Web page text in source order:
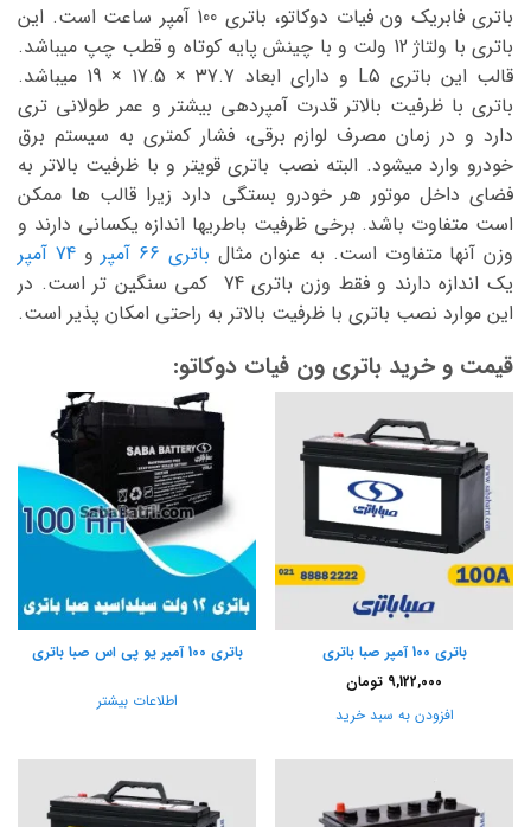
باتری فابریک ون فیات دوکاتو، باتری 100 آمپر ساعت است. این
باتری با ولتاژ 12 ولت و با چینش پایه کوتاه و قطب چپ میباشد.
قالب این باتری L5 و دارای ابعاد 37.7 × 17.5 × 19 میباشد.
باتری با ظرفیت بالاتر قدرت آمپردهی بیشتر و عمر طولانی تری
دارد و در زمان مصرف لوازم برقی، فشار کمتری به سیستم برق
خودرو وارد میشود. البته نصب باتری قویتر و با ظرفیت بالاتر به
فضای داخل موتور هر خودرو بستگی دارد زیرا قالب ها ممکن
است متفاوت باشد. برخی ظرفیت باطریها اندازه یکسانی دارند و
وزن آنها متفاوت است. به عنوان مثال باتری 66 آمپر و74 آمپر
یک اندازه دارند و فقط وزن باتری 74 کمی سنگین تر است. در
این موارد نصب باتری با ظرفیت بالاتر به راحتی امکان پذیر است.
قیمت و خرید باتری ون فیات دوکاتو:
باتری 100 آمپر صبا باتری
9,122,000 تومان
افزودن به سبد خرید
باتری 100 آمپر یو پی اس صبا باتری
اطلاعات بیشتر